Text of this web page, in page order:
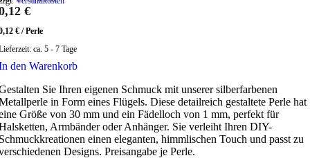
€
€ /Perle
ca. 5 - 7 Tage
den Warenkorb
Sie Ihren eigenen Schmuck mit unserer silberfarbenen
in Form eines Flügels. Diese detailreich gestaltete Perle hat
Größe von 30 mm und ein Fädelloch von 1 mm, perfekt für
Armbänder oder Anhänger. Sie verleiht Ihren DIY-
einen eleganten, himmlischen Touch und passt zu
Designs. Preisangabe je Perle.